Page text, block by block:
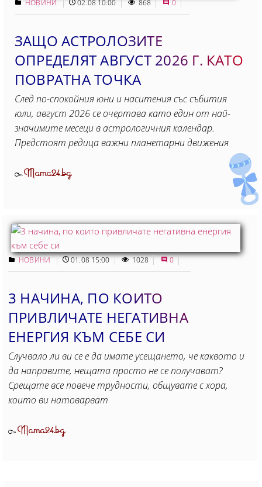
НОВИНИ 02.08 10:00 868 0
ЗАЩО АСТРОЛОЗИТЕ
ОПРЕДЕЛЯТ АВГУСТ 2026 Г. КАТО
ПОВРАТНА ТОЧКА
След по-спокойния юни и наситения със събития
юли, август 2026 се очертава като един от най-
значимите месеци в астрологичния календар.
Предстоят редица важни планетарни движения
ОтMama24.bg
НОВИНИ 01.08 15:00 1028 0
3 НАЧИНА, ПО КОИТО
ПРИВЛИЧАТЕ НЕГАТИВНА
ЕНЕРГИЯ КЪМ СЕБЕ СИ
Случвало ли ви се е да имате усещането, че каквото и
да направите, нещата просто не се получават?
Срещате все повече трудности, общувате с хора,
които ви натоварват
ОтMama24.bg